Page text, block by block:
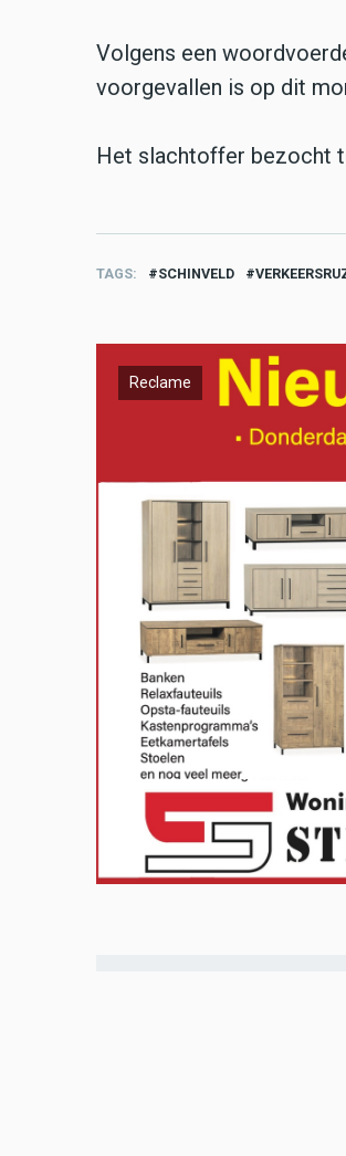
Volgens een
voorgevallen is op dit
Het slachtoffer bezocht
TAGS SCHINVELD
Reclame